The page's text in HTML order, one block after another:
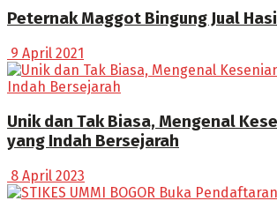
Peternak Maggot Bingung Jual
9 April 2021
Unik dan Tak Biasa, Mengenal
yang Indah Bersejarah
8 April 2023